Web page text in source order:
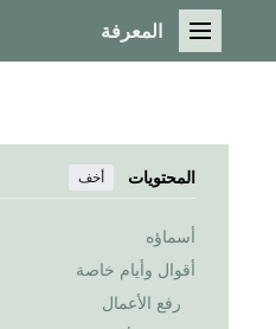
القائمة الرئيسية
المعرفة
المحتويات أخف
أسماؤه
أقوال وأيام خاصة
رفع الأعمال